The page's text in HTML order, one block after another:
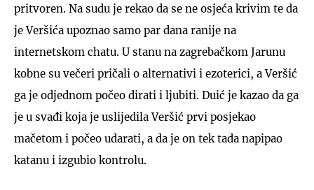
pritvoren. Na sudu je rekao da se ne osjeća krivim te da
je Veršića upoznao samo par dana ranije na
internetskom chatu. U stanu na zagrebačkom Jarunu
kobne su večeri pričali o alternativi i ezoterici, a Veršić
ga je odjednom počeo dirati i ljubiti. Duić je kazao da ga
je u svađi koja je uslijedila Veršić prvi posjekao
mačetom i počeo udarati, a da je on tek tada napipao
katanu i izgubio kontrolu.